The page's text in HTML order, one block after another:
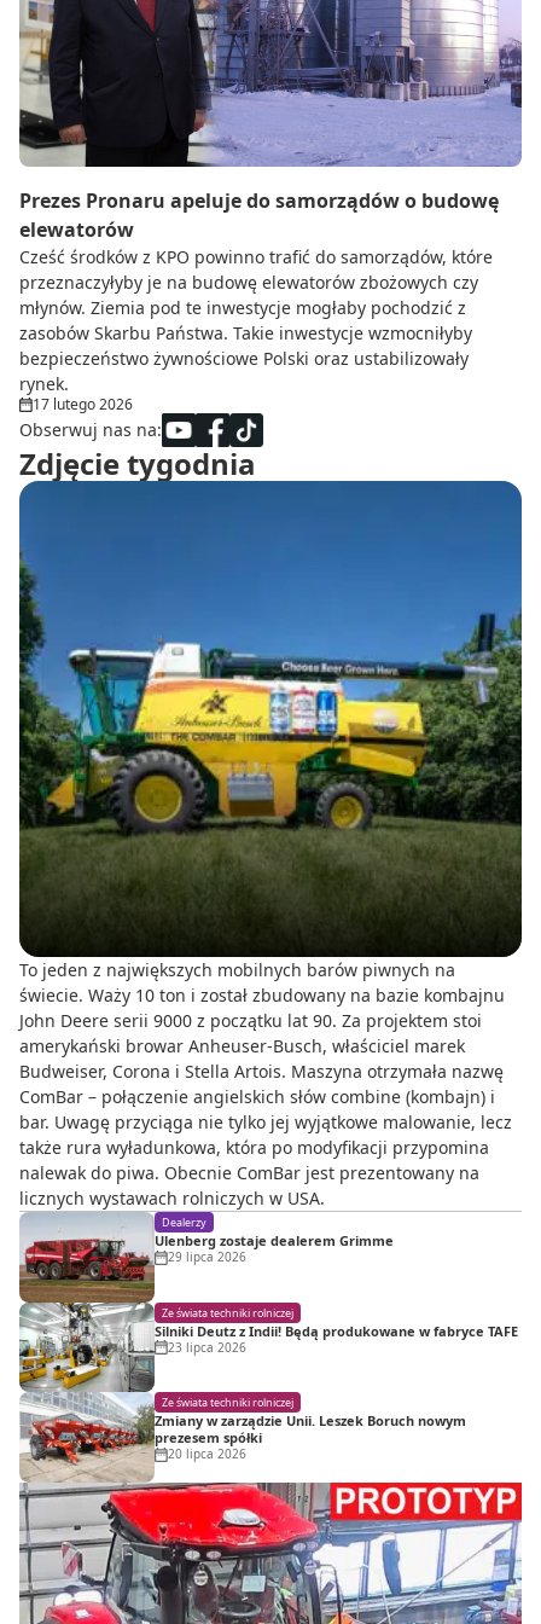
Do zbioru
Rolnictwo precyzyjne
Dealerzy
Ze świata techniki rolniczej
Prezes Pronaru apeluje do samorządów o budowę
elewatorów
Cześć środków z KPO powinno trafić do samorządów, które
przeznaczyłyby je na budowę elewatorów zbożowych czy
młynów. Ziemia pod te inwestycje mogłaby pochodzić z
zasobów Skarbu Państwa. Takie inwestycje wzmocniłyby
bezpieczeństwo żywnościowe Polski oraz ustabilizowały
rynek.
17 lutego 2026
Obserwuj nas na:
Zdjęcie tygodnia
To jeden z największych mobilnych barów piwnych na
świecie. Waży 10 ton i został zbudowany na bazie kombajnu
John Deere serii 9000 z początku lat 90. Za projektem stoi
amerykański browar Anheuser-Busch, właściciel marek
Budweiser, Corona i Stella Artois. Maszyna otrzymała nazwę
ComBar – połączenie angielskich słów combine (kombajn) i
bar. Uwagę przyciąga nie tylko jej wyjątkowe malowanie, lecz
także rura wyładunkowa, która po modyfikacji przypomina
nalewak do piwa. Obecnie ComBar jest prezentowany na
licznych wystawach rolniczych w USA.
Dealerzy
Ulenberg zostaje dealerem Grimme
29 lipca 2026
Ze świata techniki rolniczej
Silniki Deutz z Indii! Będą produkowane w fabryce TAFE
23 lipca 2026
Ze świata techniki rolniczej
Zmiany w zarządzie Unii. Leszek Boruch nowym
prezesem spółki
20 lipca 2026